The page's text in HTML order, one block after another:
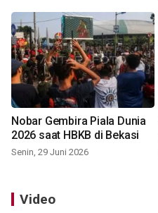
Nobar Gembira Piala Dunia
2026 saat HBKB di Bekasi
Senin, 29 Juni 2026
Video